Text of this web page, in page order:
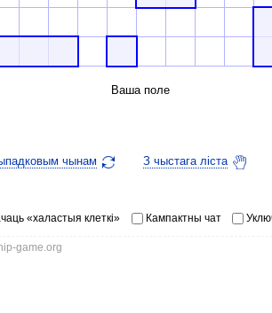
Ваша поле
чынам З чыстага ліста
«халастыя клеткі» Кампактны чат
game.org